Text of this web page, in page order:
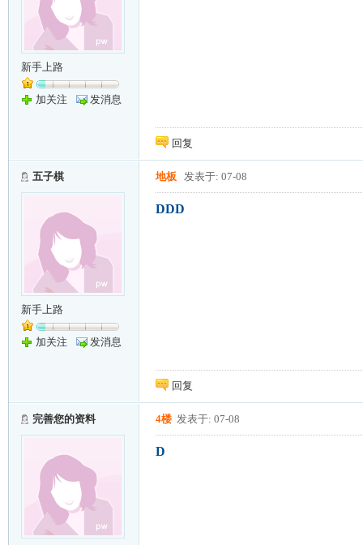
新手上路
加关注 发消息
回复
五子棋
新手上路
加关注 发消息
地板 发表于: 07-08
DDD
回复
完善您的资料 4楼 发表于: 07-08
D